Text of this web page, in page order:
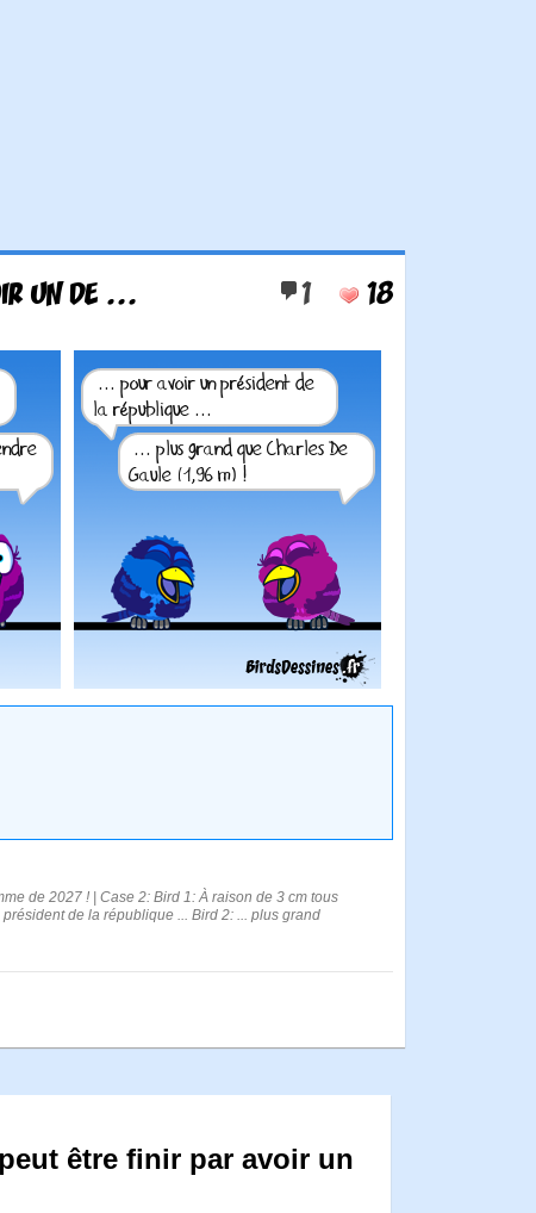
1 18
UN DE ...
de 2027 ! | Case 2: Bird 1: À raison de 3 cm tous
de la république ... Bird 2: ... plus grand
être finir par avoir un